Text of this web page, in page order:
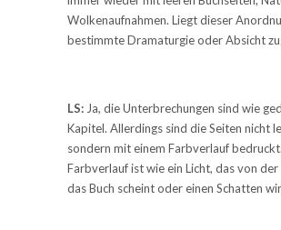
Wolkenaufnahmen. Liegt dieser
bestimmte Dramaturgie oder Absicht
LS: Ja, die Unterbrechungen sind wie
Kapitel. Allerdings sind die Seiten nicht
sondern mit einem Farbverlauf
Farbverlauf ist wie ein Licht, das von der
das Buch scheint oder einen Schatten